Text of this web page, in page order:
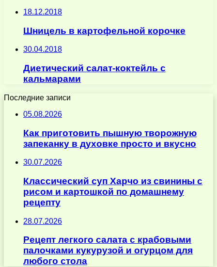
18.12.2018
Шницель в картофельной корочке
30.04.2018
Диетический салат-коктейль с
кальмарами
Последние записи
05.08.2026
Как приготовить пышную творожную
запеканку в духовке просто и вкусно
30.07.2026
Классический суп Харчо из свинины с
рисом и картошкой по домашнему
рецепту
28.07.2026
Рецепт легкого салата с крабовыми
палочками кукурузой и огурцом для
любого стола